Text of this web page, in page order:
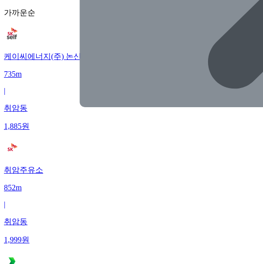
가까운순
케이씨에너지(주) 논산셀프주유소
735m
|
취암동
1,885원
취암주유소
852m
|
취암동
1,999원